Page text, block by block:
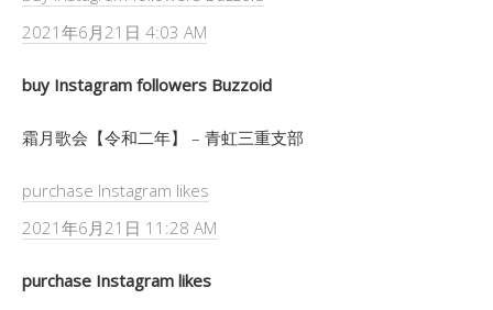
2021年6月21日 4:03 AM
buy Instagram followers Buzzoid
霜月歌会【令和二年】 – 青虹三重支部
purchase Instagram likes
2021年6月21日 11:28 AM
purchase Instagram likes